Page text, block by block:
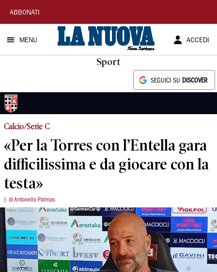
La
Nuova
Sardegna
ABBONATI
MENU ACCEDI
Sport
SEGUICI SU DISCOVER
Calcio/Serie C
«Per la Torres con l’Entella gara
difficilissima e da giocare con la
testa»
di Antonello Palmas